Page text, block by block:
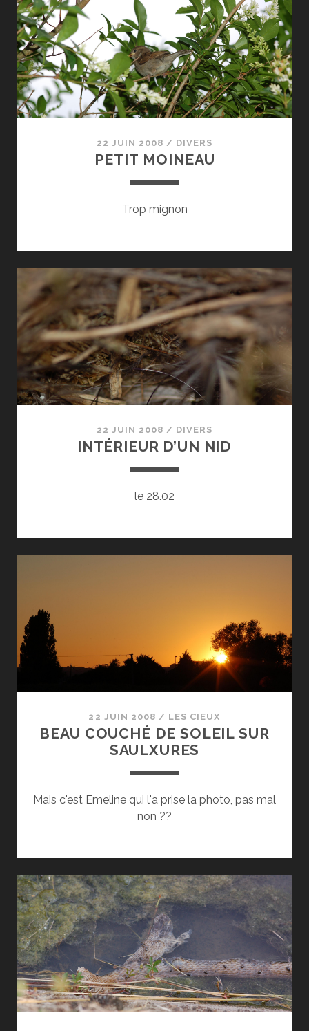
22 JUIN 2008 / DIVERS
PETIT MOINEAU
Trop mignon
22 JUIN 2008 / DIVERS
INTÉRIEUR D’UN NID
le 28.02
22 JUIN 2008 / LES CIEUX
BEAU COUCHÉ DE SOLEIL SUR
SAULXURES
Mais c'est Emeline qui l'a prise la photo, pas mal
non ??